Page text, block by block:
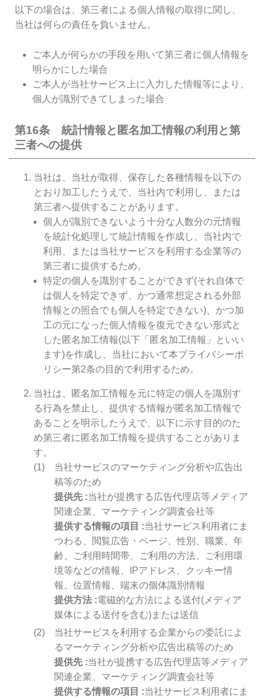
以下の場合は、第三者による個人情報の取得に関し、
当社は何らの責任を負いません。
ご本人が何らかの手段を用いて第三者に個人情報を
明らかにした場合
ご本人が当社サービス上に入力した情報等により、
個人が識別できてしまった場合
第16条 統計情報と匿名加工情報の利用と第
三者への提供
当社は、当社が取得、保存した各種情報を以下の
とおり加工したうえで、当社内で利用し、または
第三者へ提供することがあります。
個人が識別できないよう十分な人数分の元情報
を統計化処理して統計情報を作成し、当社内で
利用、または当社サービスを利用する企業等の
第三者に提供するため。
特定の個人を識別することができず(それ自体で
は個人を特定できず、かつ通常想定される外部
情報との照合でも個人を特定できない)、かつ加
工の元になった個人情報を復元できない形式と
した匿名加工情報(以下「匿名加工情報」といい
ます)を作成し、当社において本プライバシーポ
リシー第2条の目的で利用するため。
当社は、匿名加工情報を元に特定の個人を識別す
る行為を禁止し、提供する情報が匿名加工情報で
あることを明示したうえで、以下に示す目的のた
め第三者に匿名加工情報を提供することがありま
す。
当社サービスのマーケティング分析や広告出
稿等のため
提供先 当社が提携する広告代理店等メディア
関連企業、マーケティング調査会社等
提供する情報の項目
当社サービス利用者にま
つわる、閲覧広告・ページ、性別、職業、年
齢、ご利用時間帯、ご利用の方法、ご利用環
境等などの情報、IPアドレス、クッキー情
報、位置情報、端末の個体識別情報
提供方法 電磁的な方法による送付(メディア
媒体による送付を含む)または送信
当社サービスを利用する企業からの委託によ
るマーケティング分析や広告出稿等のため
提供先 当社が提携する広告代理店等メディア
関連企業、マーケティング調査会社等
提供する情報の項目
当社サービス利用者にま